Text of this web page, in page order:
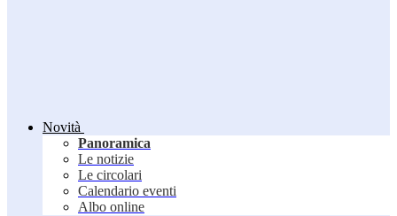
Novità
Panoramica
Le notizie
Le circolari
Calendario eventi
Albo online